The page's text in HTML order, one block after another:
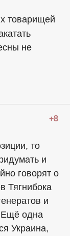
товарищей
не
+8
то
и
говорят о
Тягнибока
и
Ещё одна
Украина,